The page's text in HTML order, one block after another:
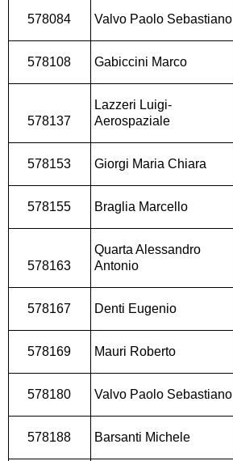
578084 Valvo Paolo Sebastiano
578108 Gabiccini Marco
578137
Lazzeri Luigi-
Aerospaziale
578153 Giorgi Maria Chiara
578155 Braglia Marcello
578163
Quarta Alessandro
Antonio
578167 Denti Eugenio
578169 Mauri Roberto
578180 Valvo Paolo Sebastiano
578188 Barsanti Michele